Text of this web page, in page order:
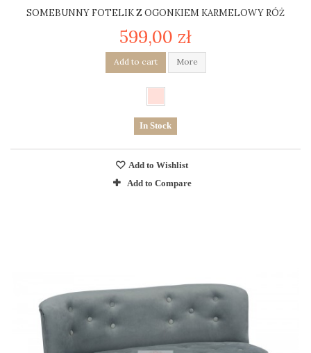
SOMEBUNNY FOTELIK Z OGONKIEM KARMELOWY RÓŻ
599,00 zł
Add to cart More
In Stock
Add to Wishlist
Add to Compare